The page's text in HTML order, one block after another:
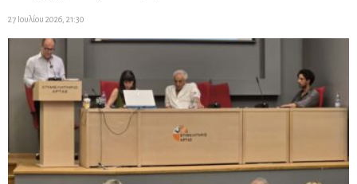
27 Ιουλίου 2026, 21:30